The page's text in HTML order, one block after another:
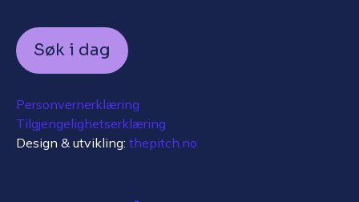
Søk i dag
Personvernerklæring
Tilgjengelighetserklæring
Design & utvikling: thepitch.no